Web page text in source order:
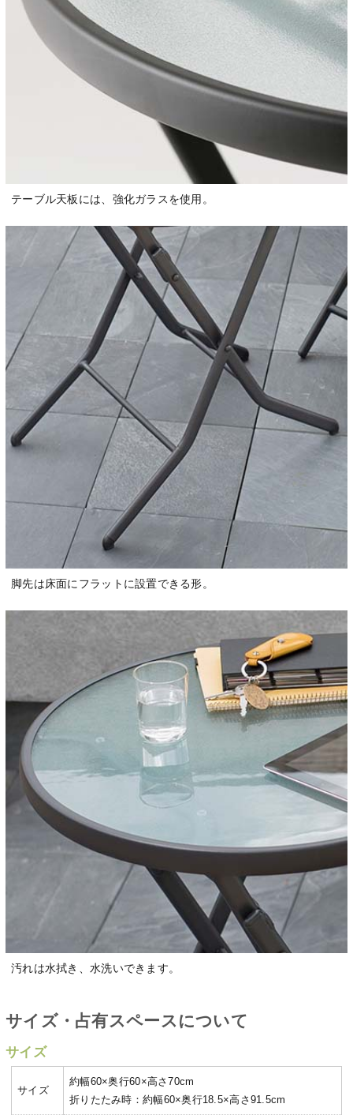
テーブル天板には、強化ガラスを使用。
脚先は床面にフラットに設置できる形。
汚れは水拭き、水洗いできます。
サイズ・占有スペースについて
サイズ
サイズ
約幅60×奥行60×高さ70cm
折りたたみ時：約幅60×奥行18.5×高さ91.5cm